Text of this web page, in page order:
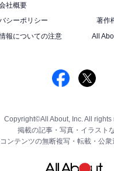
社概要
シーポリシー
著作
報についての注意
All
Copyright©All About, Inc. All rights
掲載の記事・写真・イラストな
ンテンツの無断複写・転載・公衆